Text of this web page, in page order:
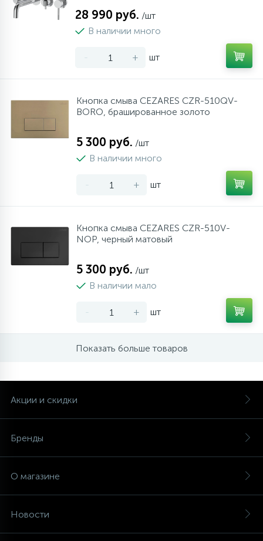
28 990 руб. /шт
В наличии много
- + шт
Кнопка смыва CEZARES CZR-510QV-
BORO, брашированное золото
5 300 руб. /шт
В наличии много
- + шт
Кнопка смыва CEZARES CZR-510V-
NOP, черный матовый
5 300 руб. /шт
В наличии мало
- + шт
Показать больше товаров
Акции и скидки
Бренды
О магазине
Новости